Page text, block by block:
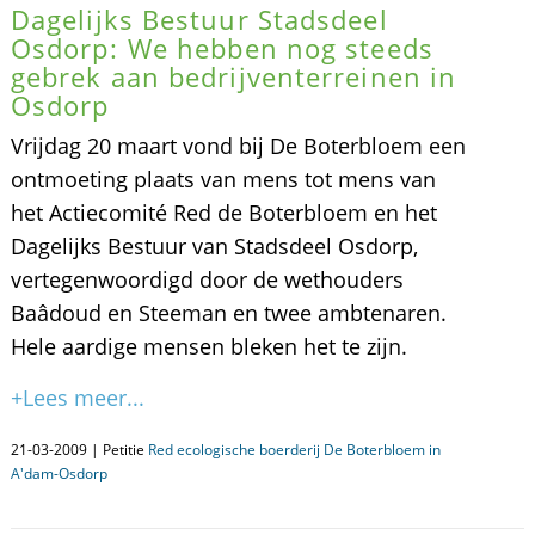
Dagelijks Bestuur Stadsdeel
Osdorp: We hebben nog steeds
gebrek aan bedrijventerreinen in
Osdorp
Vrijdag 20 maart vond bij De Boterbloem een
ontmoeting plaats van mens tot mens van
het Actiecomité Red de Boterbloem en het
Dagelijks Bestuur van Stadsdeel Osdorp,
vertegenwoordigd door de wethouders
Baâdoud en Steeman en twee ambtenaren.
Hele aardige mensen bleken het te zijn.
+Lees meer...
21-03-2009 | Petitie Red ecologische boerderij De Boterbloem in
A'dam-Osdorp